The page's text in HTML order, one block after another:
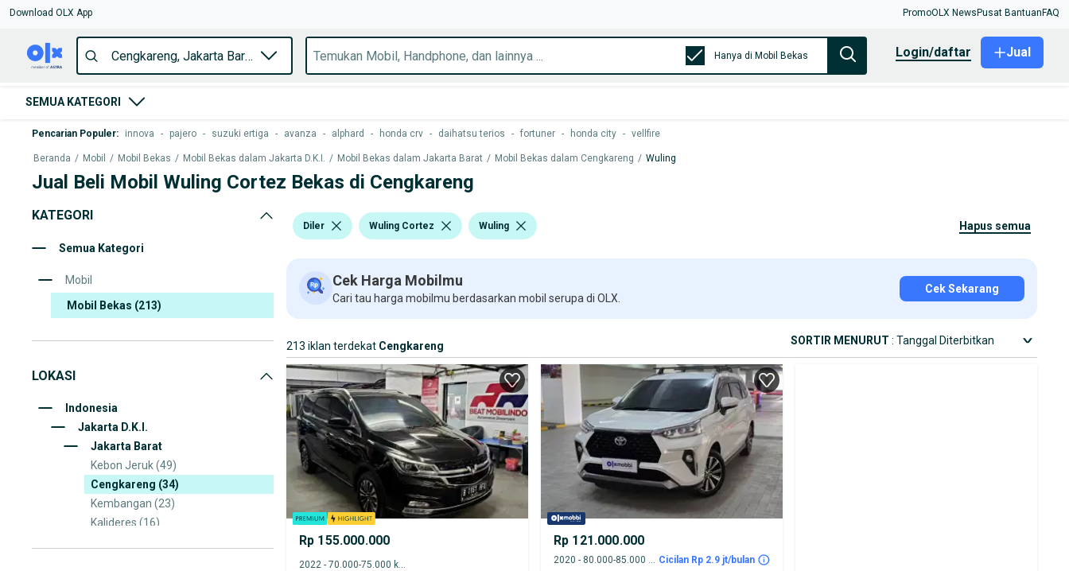
Download OLX App PromoOLX News Pusat Bantuan FAQ
Hanya di Mobil Bekas login/daftar Jual
SEMUA KATEGORI
Pencarian Populer: innova - pajero - suzuki ertiga - avanza - alphard - honda crv - daihatsu terios - fortuner - honda city - vellfire
Beranda / Mobil / Mobil Bekas / Mobil Bekas dalam Jakarta D.K.I. / Mobil Bekas dalam Jakarta Barat / Mobil Bekas dalam Cengkareng / Wuling
Jual Beli Mobil Wuling Cortez Bekas di Cengkareng
KATEGORI
Semua Kategori
Mobil
Mobil Bekas (213)
LOKASI
Indonesia
Jakarta D.K.I.
Jakarta Barat
Kebon Jeruk(49)
Cengkareng (34)
Kembangan (23)
Kalideres (16)
Diler Wuling Cortez Wuling hapus semua
Cek Harga Mobilmu
Cari tau harga mobilmu berdasarkan mobil serupa di OLX.
Cek Sekarang
213 iklan terdekat Cengkareng SORTIR MENURUT : Tanggal Diterbitkan
Rp 155.000.000 Rp 121.000.000
2020 - 80.000-85.000 km Cicilan Rp 2.9 jt/bulan